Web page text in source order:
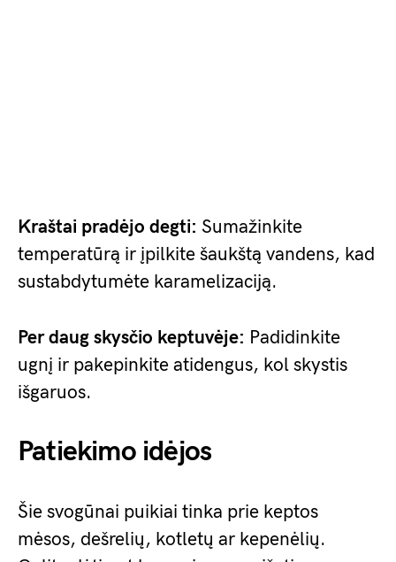
Kraštai pradėjo degti: Sumažinkite
temperatūrą ir įpilkite šaukštą vandens, kad
sustabdytumėte karamelizaciją.
Per daug skysčio keptuvėje: Padidinkite
ugnį ir pakepinkite atidengus, kol skystis
išgaruos.
Patiekimo idėjos
Šie svogūnai puikiai tinka prie keptos
mėsos, dešrelių, kotletų ar kepenėlių.